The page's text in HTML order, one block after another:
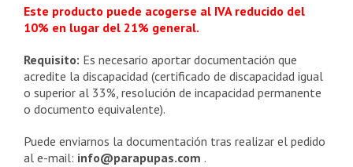
Este producto puede acogerse al IVA reducido del
10% en lugar del 21% general.
Requisito: Es necesario aportar documentación que
acredite la discapacidad (certificado de discapacidad igual
o superior al 33%, resolución de incapacidad permanente
o documento equivalente).
Puede enviarnos la documentación tras realizar el pedido
al e-mail: info@parapupas.com .